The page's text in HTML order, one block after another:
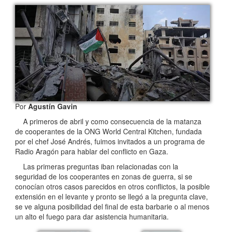
PorAgustín Gavin
A primeros de abril y como consecuencia de la matanza
de cooperantes de la ONG World Central Kitchen, fundada
por el chef José Andrés, fuimos invitados a un programa de
Radio Aragón para hablar del conflicto en Gaza.
Las primeras preguntas iban relacionadas con la
seguridad de los cooperantes en zonas de guerra, si se
conocían otros casos parecidos en otros conflictos, la posible
extensión en el levante y pronto se llegó a la pregunta clave,
se ve alguna posibilidad del final de esta barbarie o al menos
un alto el fuego para dar asistencia humanitaria.